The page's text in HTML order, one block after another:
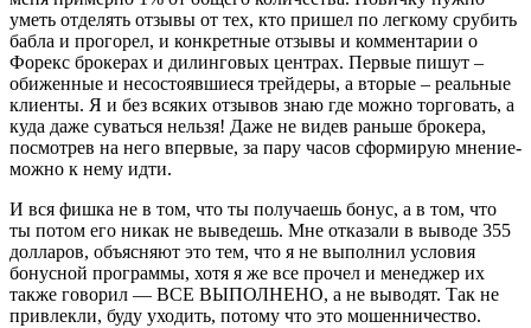
уметь отделять отзывы от тех, кто пришел по легкому срубить
бабла и прогорел, и конкретные отзывы и комментарии о
Форекс брокерах и дилинговых центрах. Первые пишут –
обиженные и несостоявшиеся трейдеры, а вторые – реальные
клиенты. Я и без всяких отзывов знаю где можно торговать, а
куда даже суваться нельзя! Даже не видев раньше брокера,
посмотрев на него впервые, за пару часов сформирую мнение-
можно к нему идти.
И вся фишка не в том, что ты получаешь бонус, а в том, что
ты потом его никак не выведешь. Мне отказали в выводе 355
долларов, объясняют это тем, что я не выполнил условия
бонусной программы, хотя я же все прочел и менеджер их
также говорил — ВСЕ ВЫПОЛНЕНО, а не выводят. Так не
привлекли, буду уходить, потому что это мошенничество.